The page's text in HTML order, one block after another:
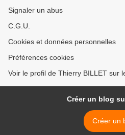
Signaler un abus
C.G.U.
Cookies et données personnelles
Préférences cookies
Voir le profil de Thierry BILLET sur
Créer un blog
Créer un